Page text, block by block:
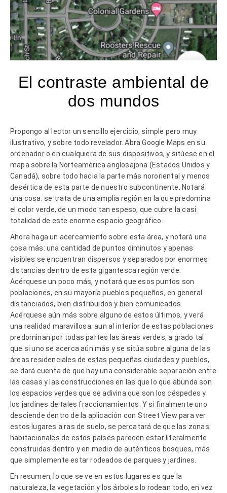
El contraste ambiental de
dos mundos
Propongo al lector un sencillo ejercicio, simple pero muy
ilustrativo, y sobre todo revelador. Abra Google Maps en su
ordenador o en cualquiera de sus dispositivos, y sitúese en el
mapa sobre la Norteamérica anglosajona (Estados Unidos y
Canadá), sobre todo hacia la parte más nororiental y menos
desértica de esta parte de nuestro subcontinente. Notará
una cosa: se trata de una amplia región en la que predomina
el color verde, de un modo tan espeso, que cubre la casi
totalidad de este enorme espacio geográfico.
Ahora haga un acercamiento sobre esta área, y notará una
cosa más: una cantidad de puntos diminutos y apenas
visibles se encuentran dispersos y separados por enormes
distancias dentro de esta gigantesca región verde.
Acérquese un poco más, y notará que esos puntos son
poblaciones, en su mayoría pueblos pequeños, en general
distanciados, bien distribuidos y bien comunicados.
Acérquese aún más sobre alguno de estos últimos, y verá
una realidad maravillosa: aun al interior de estas poblaciones
predominan por todas partes las áreas verdes, a grado tal
que si uno se acerca aún más y se sitúa sobre alguna de las
áreas residenciales de estas pequeñas ciudades y pueblos,
se dará cuenta de que hay una considerable separación entre
las casas y las construcciones en las que lo que abunda son
los espacios verdes que se adivina que son los céspedes y
los jardines de tales fraccionamientos. Y si finalmente uno
desciende dentro de la aplicación con Street View para ver
estos lugares a ras de suelo, se percatará de que las zonas
habitacionales de estos países parecen estar literalmente
construidas dentro y en medio de auténticos bosques, más
que simplemente estar rodeados de parques y jardines.
En resumen, lo que se ve en estos lugares es que la
naturaleza, la vegetación y los árboles lo rodean todo, en vez